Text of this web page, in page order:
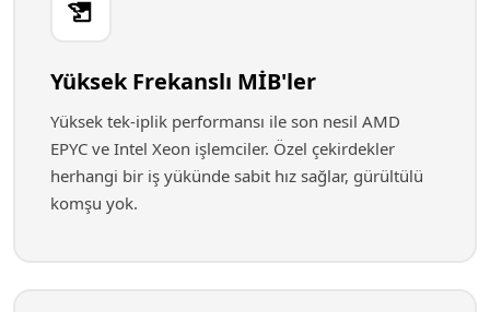
Yüksek Frekanslı MİB'ler
Yüksek tek-iplik performansı ile son nesil AMD
EPYC ve Intel Xeon işlemciler. Özel çekirdekler
herhangi bir iş yükünde sabit hız sağlar, gürültülü
komşu yok.